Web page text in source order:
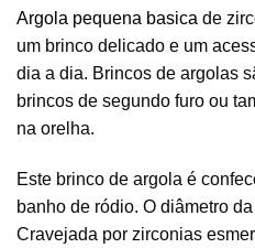
Argola pequena basica de
um brinco delicado e um
dia a dia. Brincos de argolas
brincos de segundo furo ou
na orelha.
Este brinco de argola é
banho de ródio. O diâmetro
Cravejada por zirconias